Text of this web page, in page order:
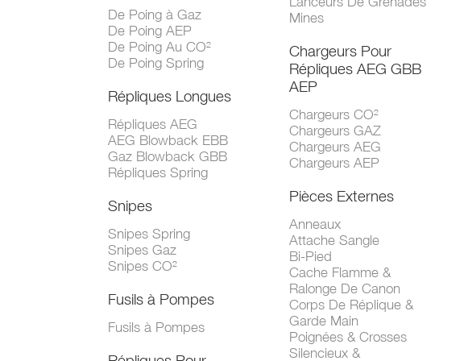
De Poing à Gaz
De Poing AEP
De Poing Au CO²
De Poing Spring
Répliques Longues
Répliques AEG
AEG Blowback EBB
Gaz Blowback GBB
Répliques Spring
Snipes
Snipes Spring
Snipes Gaz
Snipes CO²
Fusils à Pompes
Fusils à Pompes
Mines
Chargeurs Pour
Répliques AEG GBB
AEP
Chargeurs CO²
Chargeurs GAZ
Chargeurs AEG
Chargeurs AEP
Pièces Externes
Anneaux
Attache Sangle
Bi-Pied
Cache Flamme &
Ralonge De Canon
Corps De Réplique &
Garde Main
Poignées & Crosses
Silencieux &